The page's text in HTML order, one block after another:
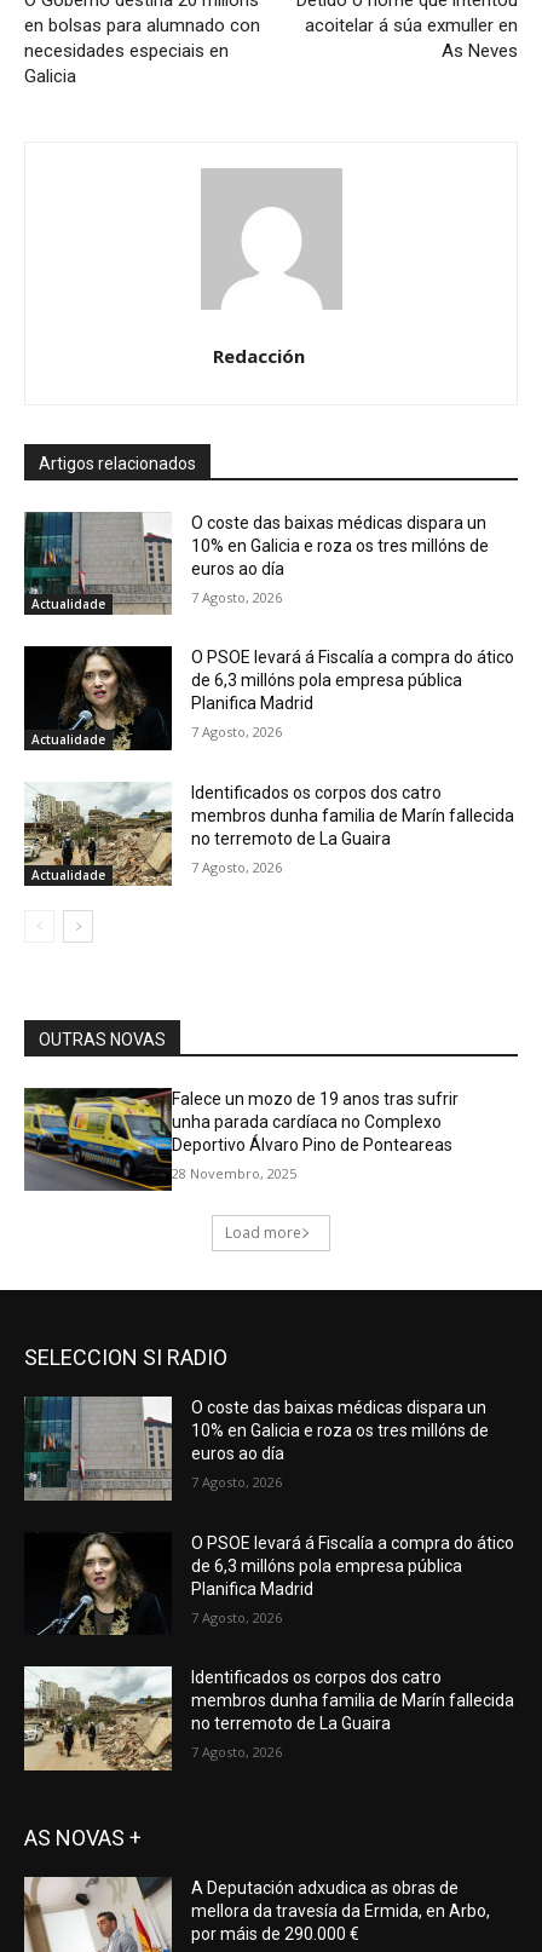
SELECCION SI RADIO
O coste das baixas médicas dispara un
10% en Galicia e roza os tres millóns de
euros ao día
7 Agosto, 2026
O PSOE levará á Fiscalía a compra do ático
de 6,3 millóns pola empresa pública
Planifica Madrid
7 Agosto, 2026
Identificados os corpos dos catro
membros dunha familia de Marín fallecida
no terremoto de La Guaira
7 Agosto, 2026
AS NOVAS +
A Deputación adxudica as obras de
mellora da travesía da Ermida, en Arbo,
por máis de 290.000 €